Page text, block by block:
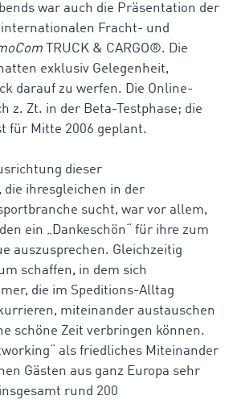
war auch die Präsentation der
Fracht- und
TRUCK & CARGO®. Die
exklusiv Gelegenheit,
darauf zu werfen. Die Online-
z. Zt. in der Beta-Testphase; die
für Mitte 2006 geplant.
dieser
die ihresgleichen in der
sucht, war vor allem,
ein „Dankeschön“ für ihre zum
auszusprechen. Gleichzeitig
schaffen, in dem sich
die im Speditions-Alltag
miteinander austauschen
schöne Zeit verbringen können.
als friedliches Miteinander
Gästen aus ganz Europa sehr
rund 200